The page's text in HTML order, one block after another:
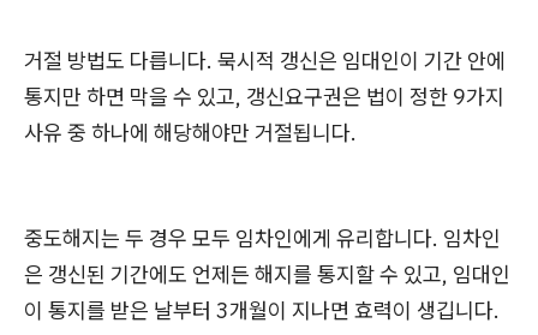
거절 방법도 다릅니다. 묵시적 갱신은 임대인이 기간 안에
통지만 하면 막을 수 있고, 갱신요구권은 법이 정한 9가지
사유 중 하나에 해당해야만 거절됩니다.
중도해지는 두 경우 모두 임차인에게 유리합니다. 임차인
은 갱신된 기간에도 언제든 해지를 통지할 수 있고, 임대인
이 통지를 받은 날부터 3개월이 지나면 효력이 생깁니다.